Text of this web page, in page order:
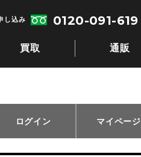
買取 通販
し込み 0120-091-619
ログイン マイページ